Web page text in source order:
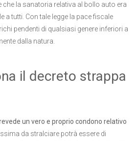
la sanatoria relativa al bollo auto era
a tutti. Con tale legge la pace fiscale
pendenti di qualsiasi genere inferiori a
dalla natura.
il decreto strappa
un vero e proprio condono relativo
da stralciare potrà essere di